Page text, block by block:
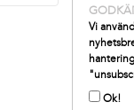
Vi
Ok!